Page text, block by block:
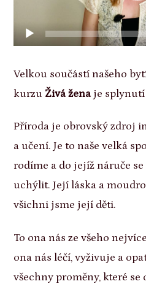
Velkou součástí našeho
kurzu Živá ženaje splynutí
Příroda je obrovský zdroj
a učení. Je to naše velká
rodíme a do jejíž náruče
uchýlit. Její láska a
všichni jsme její děti.
To ona nás ze všeho
ona nás léčí, vyživuje a
všechny proměny, které